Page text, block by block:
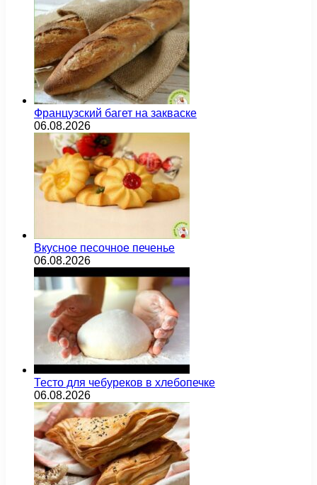
Французский багет на закваске
06.08.2026
Вкусное песочное печенье
06.08.2026
Тесто для чебуреков в хлебопечке
06.08.2026